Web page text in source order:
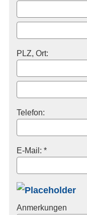
PLZ, Ort:
Telefon:
E-Mail: *
Anmerkungen